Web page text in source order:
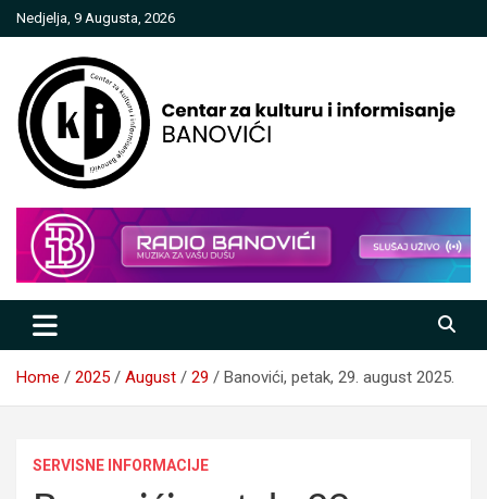
Skip
to
Nedjelja, 9 Augusta, 2026
Centar za kulturu i informisanje
Banovići
Home 2025 August 29 Banovići, petak, 29. august 2025.
SERVISNE INFORMACIJE